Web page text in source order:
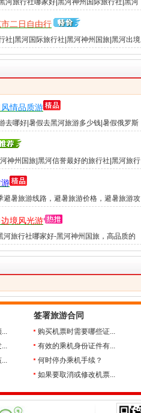
河旅行社哪家好|黑河神州国际旅行社|黑河
二日自由行
社|黑河国际旅行社|黑河神州国旅|黑河出境
情品质游
去哪好|暑假去黑河旅游多少钱|暑假俄罗斯
神州国旅|黑河信誉最好的旅行社|黑河旅行
避暑旅游线路，避暑旅游价格，避暑旅游攻
境风光游
河旅行社哪家好-黑河神州国旅，高品质的
享...
...
...
...
签署旅游合同
购买机票时需要哪些证...
有效的乘机身份证件有...
何时停办乘机手续？
如果要取消或修改机票...